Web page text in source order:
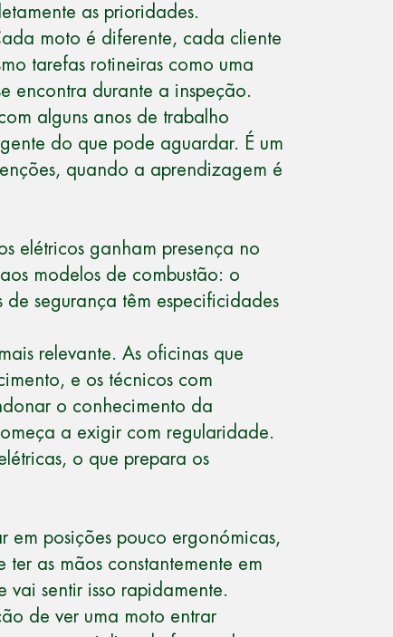
as prioridades.
moto é diferente, cada cliente
tarefas rotineiras como uma
encontra durante a inspeção.
alguns anos de trabalho
do que pode aguardar. É um
quando a aprendizagem é
elétricos ganham presença no
modelos de combustão: o
segurança têm especificidades
relevante. As oficinas que
e os técnicos com
o conhecimento da
a exigir com regularidade.
o que prepara os
em posições pouco ergonómicas,
as mãos constantemente em
sentir isso rapidamente.
de ver uma moto entrar